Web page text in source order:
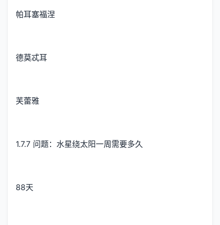
帕耳塞福涅
德莫忒耳
芙蕾雅
1.7.7 问题：水星绕太阳一周需要多久
88天